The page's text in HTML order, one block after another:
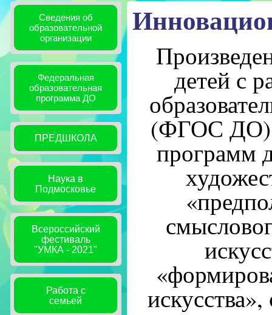
Сведения об
образовательной
организации
Федеральная
образовательная
программа ДО
ПРЕДШКОЛА
Наука в
Подмосковье
Всероссийский
фестиваль
"УМКА - 2021"
Работа с
семьей
детей с
(ФГОС ДО)
программ